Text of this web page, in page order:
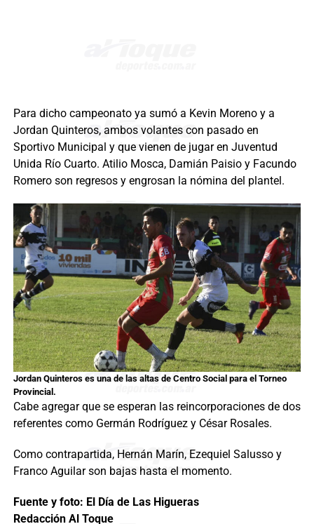
Para dicho campeonato ya sumó a Kevin Moreno y a
Jordan Quinteros, ambos volantes con pasado en
Sportivo Municipal y que vienen de jugar en Juventud
Unida Río Cuarto. Atilio Mosca, Damián Paisio y Facundo
Romero son regresos y engrosan la nómina del plantel.
Jordan Quinteros es una de las altas de Centro Social para el Torneo
Provincial.
Cabe agregar que se esperan las reincorporaciones de dos
referentes como Germán Rodríguez y César Rosales.
Como contrapartida, Hernán Marín, Ezequiel Salusso y
Franco Aguilar son bajas hasta el momento.
Fuente y foto: El Día de Las Higueras
Redacción Al Toque